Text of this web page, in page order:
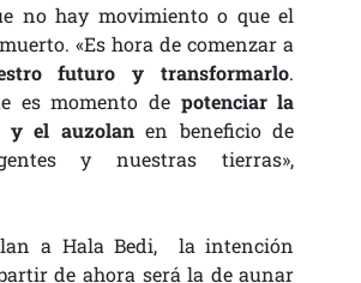
no hay movimiento o que el
«Es hora de comenzar a
futuro y transformarlo.
es momento de potenciar la
y el auzolanen beneficio de
y nuestras tierras»,
a Hala Bedi, la intención
de ahora será la de aunar